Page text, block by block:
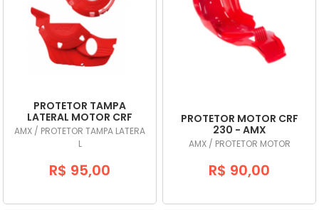
PROTETOR TAMPA
LATERAL MOTOR CRF
250F VERMELHO - AMX
AMX / PROTETOR TAMPA LATERA
L
R$ 95,00
PROTETOR MOTOR CRF
230 - AMX
AMX / PROTETOR MOTOR
R$ 90,00